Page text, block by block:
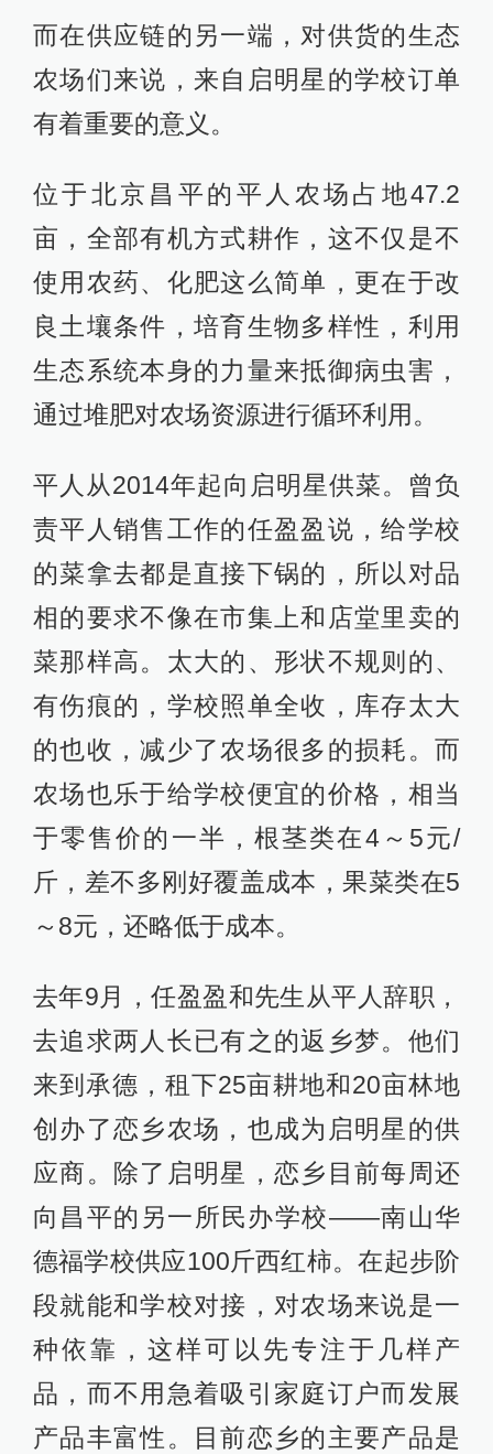
而在供应链的另一端，对供货的生态
农场们来说，来自启明星的学校订单
有着重要的意义。
位于北京昌平的平人农场占地47.2
亩，全部有机方式耕作，这不仅是不
使用农药、化肥这么简单，更在于改
良土壤条件，培育生物多样性，利用
生态系统本身的力量来抵御病虫害，
通过堆肥对农场资源进行循环利用。
平人从2014年起向启明星供菜。曾负
责平人销售工作的任盈盈说，给学校
的菜拿去都是直接下锅的，所以对品
相的要求不像在市集上和店堂里卖的
菜那样高。太大的、形状不规则的、
有伤痕的，学校照单全收，库存太大
的也收，减少了农场很多的损耗。而
农场也乐于给学校便宜的价格，相当
于零售价的一半，根茎类在4～5元/
斤，差不多刚好覆盖成本，果菜类在5
～8元，还略低于成本。
去年9月，任盈盈和先生从平人辞职，
去追求两人长已有之的返乡梦。他们
来到承德，租下25亩耕地和20亩林地
创办了恋乡农场，也成为启明星的供
应商。除了启明星，恋乡目前每周还
向昌平的另一所民办学校——南山华
德福学校供应100斤西红柿。在起步阶
段就能和学校对接，对农场来说是一
种依靠，这样可以先专注于几样产
品，而不用急着吸引家庭订户而发展
产品丰富性。目前恋乡的主要产品是